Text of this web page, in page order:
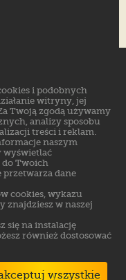
2026
i podobnych
witryny, jej
Twoją zgodą używamy
analizy sposobu
treści i reklam.
naszym
wyświetlać
do Twoich
przetwarza dane
cookies, wykazu
znajdziesz w naszej
się na instalację
również dostosować
wszystkie